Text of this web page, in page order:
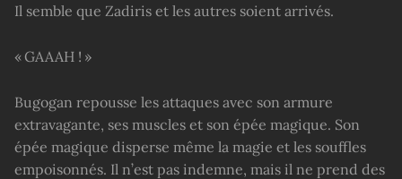
Il semble que Zadiris et les autres soient arrivés.
« GAAAH ! »
Bugogan repousse les attaques avec son armure
extravagante, ses muscles et son épée magique. Son
épée magique disperse même la magie et les souffles
empoisonnés. Il n’est pas indemne, mais il ne prend des